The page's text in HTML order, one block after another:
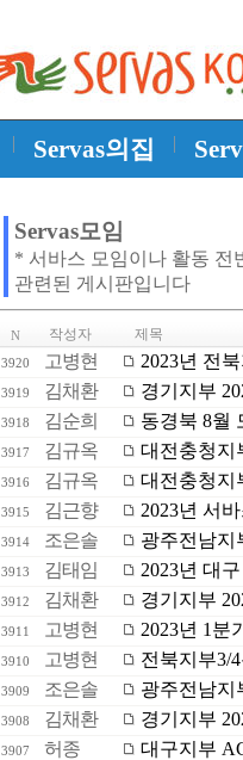
| Servas의집 |
Servas모임
* 서바스 모임이나 활동 전
관련된 게시판입니다
N 작성자 제목
3920 고병현 2023년 전
3919 김채환 경기지부
3918 김순희 동경북 8월
3917 김규옥 대전충청지
3916 김규옥 대전충청지
3915 김근향 2023년 서
3914 조은솔 광주전남지
3913 김태임 2023년 대
3912 김채환 경기지부
3911 고병현 2023년 1분
3910 고병현 전북지부3/
3909 조은솔 광주전남지
3908 김채환 경기지부
3907 허종 대구지부